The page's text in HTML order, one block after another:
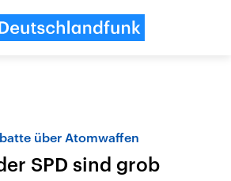
über Atomwaffen
SPD sind grob